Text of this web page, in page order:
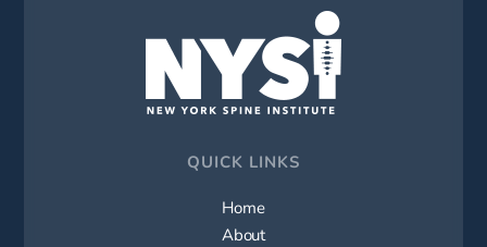
QUICK LINKS
Home
About